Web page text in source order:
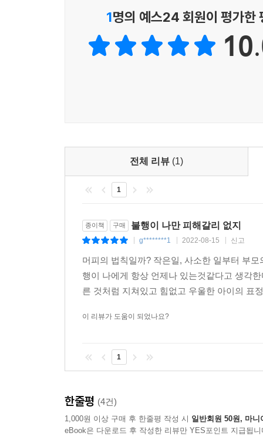
1명의 예스24 회원이 평가한
전체 리뷰 (1)
1
종이책 구매 불행이 나만 피해갈리 없지
g********1 2022-08-15 신고
머피의 법칙일까? 작은일, 사소한 일부터 부
행이 나에게 항상 언제나 있는것같다고 생각
른 것처럼 지쳐있고 힘없고 우울한 아이의 표
이 리뷰가 도움이 되었나요?
1
한줄평 (4건)
1,000원 이상 구매 후 한줄평 작성 시 일반회원 50원, 마니
eBook은 다운로드 후 작성한 리뷰만 YES포인트 지급됩니